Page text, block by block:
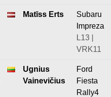
Matīss Erts
Subaru
Impreza
L13 |
VRK11
Ugnius
Vainevičius
Ford
Fiesta
Rally4